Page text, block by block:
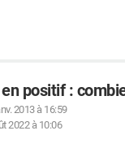
positif :
2013 à 16:59
2022 à 10:06